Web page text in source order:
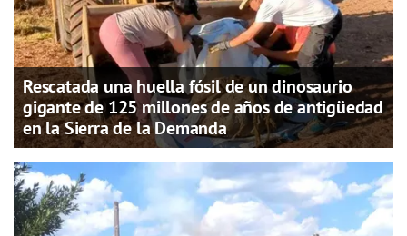
Rescatada una huella fósil de un dinosaurio
gigante de 125 millones de años de antigüedad
en la Sierra de la Demanda